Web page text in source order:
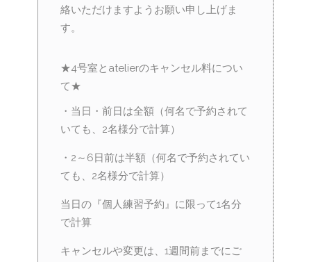
絡いただけますようお願い申し上げま
す。
★4号室とatelierのキャンセル料につい
て★
・当日・前日は全額（何名で予約されて
いても、2名様分で計算）
・2～6日前は半額（何名で予約されてい
ても、2名様分で計算）
当日の『個人練習予約』に限って1名分
で計算
キャンセルや変更は、1週間前までにご